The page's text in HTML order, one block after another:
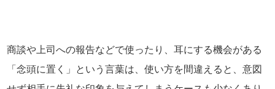
商談や上司への報告などで使ったり、耳にする機会がある
「念頭に置く」という言葉は、使い方を間違えると、意図